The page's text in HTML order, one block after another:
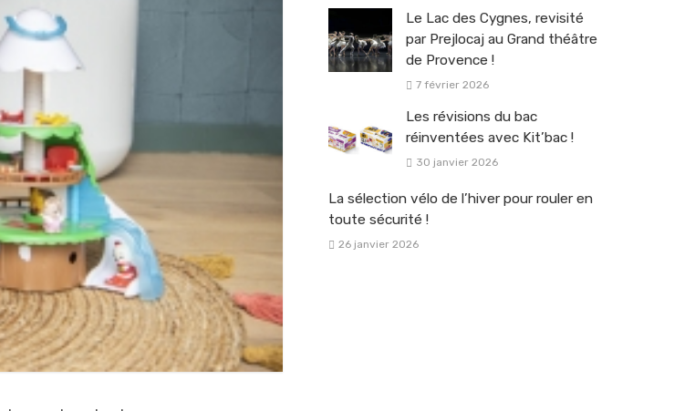
Le Lac des Cygnes, revisité
par Prejlocaj au Grand théâtre
de Provence !
7 février 2026
Les révisions du bac
réinventées avec Kit’bac !
30 janvier 2026
La sélection vélo de l’hiver pour rouler en
toute sécurité !
26 janvier 2026